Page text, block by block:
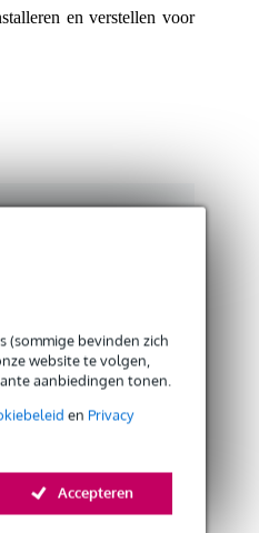
(sommige bevinden zich
website te volgen,
aanbiedingen tonen.
en Privacy
Accepteren
en verstellen voor